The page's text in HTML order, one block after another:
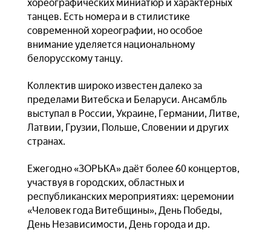
хореографических миниатюр и характерных
танцев. Есть номера и в стилистике
современной хореографии, но особое
внимание уделяется национальному
белорусскому танцу.
Коллектив широко известен далеко за
пределами Витебска и Беларуси. Ансамбль
выступал в России, Украине, Германии, Литве,
Латвии, Грузии, Польше, Словении и других
странах.
Ежегодно «ЗОРЬКА» даёт более 60 концертов,
участвуя в городских, областных и
республиканских мероприятиях: церемонии
«Человек года Витебщины», День Победы,
День Независимости, День города и др.